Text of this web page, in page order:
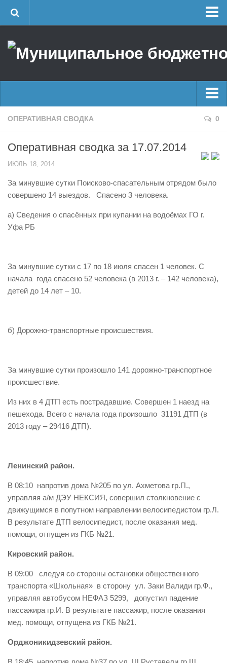
Об учреждении
Районные УГЗ
Поисково-спасательный отряд г. Уфы
Центр размещения пострадавших
Отчеты о реализации муниципальных программ
Оказание платных образовательных услуг
УГЗ рекомендует
Наша работа
Фотогалерея
Контакты
Вакансии
Главные новости
Оперативная сводка
ОПЕРАТИВНАЯ СВОДКА 0
Оперативная сводка за 17.07.2014
ИЮЛЬ 18, 2014
За минувшие сутки Поисково-спасательным отрядом было
совершено 14 выездов. Спасено 3 человека.
а) Сведения о спасённых при купании на водоёмах ГО г.
Уфа РБ
За минувшие сутки с 17 по 18 июля спасен 1 человек. С
начала года спасено 52 человека (в 2013 г. – 142 человека),
детей до 14 лет – 10.
б) Дорожно-транспортные происшествия.
За минувшие сутки произошло 141 дорожно-транспортное
происшествие.
Из них в 4 ДТП есть пострадавшие. Совершен 1 наезд на
пешехода. Всего с начала года произошло 31191 ДТП (в
2013 году – 29416 ДТП).
Ленинский район.
В 08:10 напротив дома №205 по ул. Ахметова гр.П.,
управляя а/м ДЭУ НЕКСИЯ, совершил столкновение с
движущимся в попутном направлении велосипедистом гр.Л.
В результате ДТП велосипедист, после оказания мед.
помощи, отпущен из ГКБ №21.
Кировский район.
В 09:00 следуя со стороны остановки общественного
транспорта «Школьная» в сторону ул. Заки Валиди гр.Ф.,
управляя автобусом НЕФАЗ 5299, допустил падение
пассажира гр.И. В результате пассажир, после оказания
мед. помощи, отпущена из ГКБ №21.
Орджоникидзевский район.